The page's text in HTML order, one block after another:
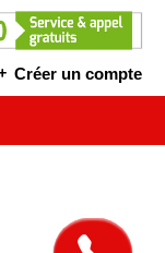
Créer un compte